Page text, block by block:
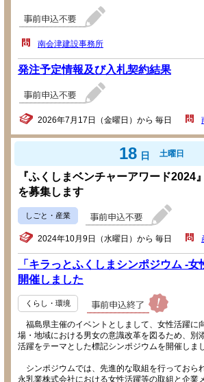
南会津建設事務所
発注予定情報及び入札契約結果
2026年7月17日（金曜日）から 毎日
18 日 土曜日
『ふくしまベンチャーアワード2024
を募集します
しごと・産業
2024年10月9日（水曜日）から 毎日
「キラっとふくしまシンポジウム -
開催しました
くらし・環境
福島県主催のイベントとしまして、女性活躍に
場・地域における男女の意識改革を図るため、別
活躍をテーマとした標記シンポジウムを開催しまし
シンポジウムでは、先進的な取組を行っておら
永乳業株式会社における女性活躍等の取組と企業